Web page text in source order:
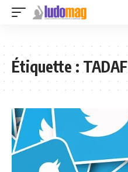
Étiquette :TADAF